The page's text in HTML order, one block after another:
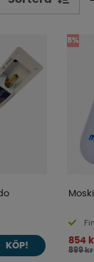
sortiment här
KÖP!
5%
854
899 kr